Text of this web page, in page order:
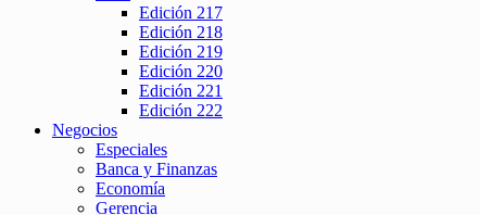
Edición 217
Edición 218
Edición 219
Edición 220
Edición 221
Edición 222
Negocios
Especiales
Banca y Finanzas
Economía
Gerencia